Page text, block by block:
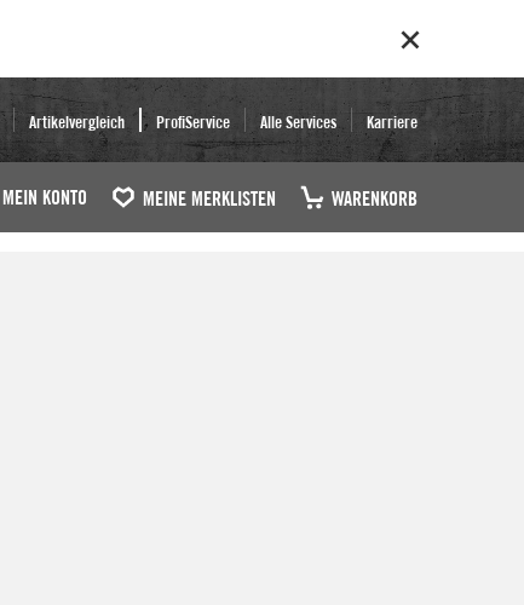
Artikelvergleich ProfiService Alle Services Karriere
MEIN KONTO MEINE MERKLISTEN WARENKORB